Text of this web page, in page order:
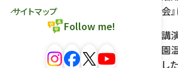
サイトマップ
Follow me!
会
講
園
し